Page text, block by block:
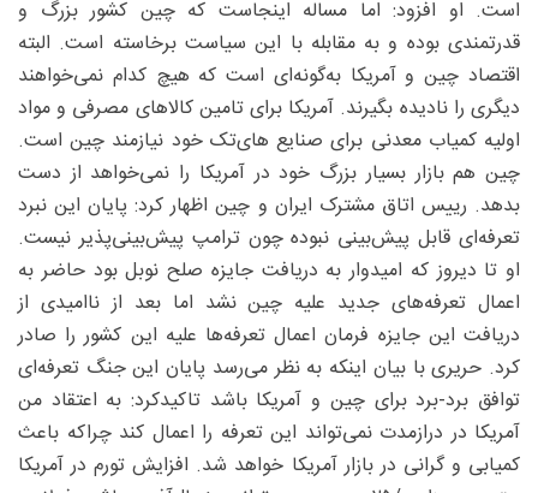
است. او افزود: اما مساله اینجاست که چین کشور بزرگ و
قدرتمندی بوده و به مقابله با این سیاست برخاسته است. البته
اقتصاد چین و آمریکا به‌گونه‌ای است که هیچ کدام نمی‌خواهند
دیگری را نادیده بگیرند. آمریکا برای تامین کالاهای مصرفی و مواد
اولیه کمیاب معدنی برای صنایع ‌های‌تک خود نیازمند چین است.
چین هم بازار بسیار بزرگ خود در آمریکا را نمی‌خواهد از دست
بدهد. رییس اتاق مشترک ایران و چین اظهار کرد: پایان این نبرد
تعرفه‌ای قابل پیش‌بینی نبوده چون ترامپ پیش‌بینی‌پذیر نیست.
او تا دیروز که امیدوار به دریافت جایزه صلح نوبل بود حاضر به
اعمال تعرفه‌های جدید علیه چین نشد اما بعد از ناامیدی از
دریافت این جایزه فرمان اعمال تعرفه‌ها علیه این کشور را صادر
کرد. حریری با بیان اینکه به نظر می‌رسد پایان این جنگ تعرفه‌ای
توافق برد-برد برای چین و آمریکا باشد تاکیدکرد: به اعتقاد من
آمریکا در درازمدت نمی‌تواند این تعرفه را اعمال کند چراکه باعث
کمیابی و گرانی در بازار آمریکا خواهد شد. افزایش تورم در آمریکا